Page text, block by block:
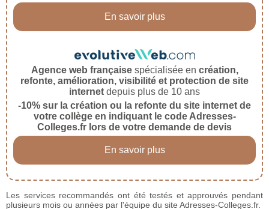
En savoir plus
Agence web françaisespécialisée en création,
refonte, amélioration, visibilité et protection de site
internet depuis plus de 10 ans
-10% sur la création ou la refonte du site internet de
votre collège en indiquant le code Adresses-
Colleges.fr lors de votre demande de devis
En savoir plus
Les services recommandés ont été testés et approuvés pendant
plusieurs mois ou années par l'équipe du site Adresses-Colleges.fr.